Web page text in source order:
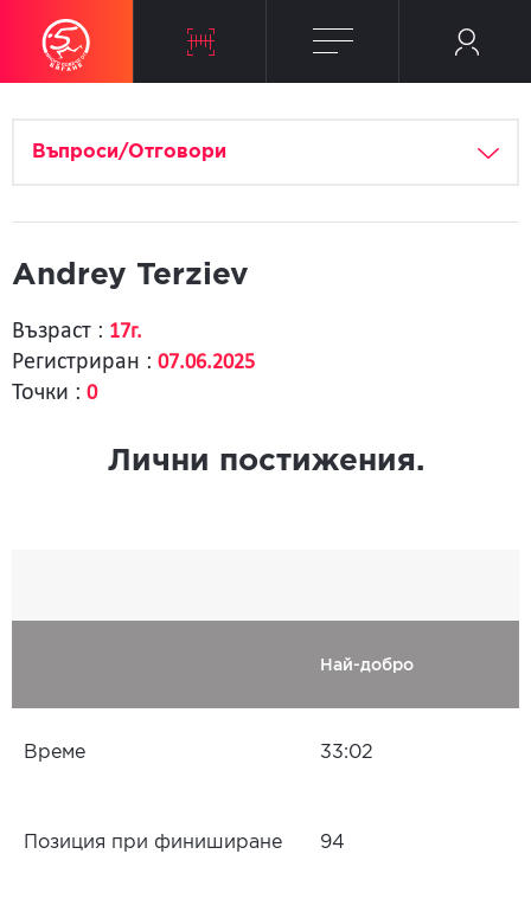
Въпроси/Отговори
Andrey Terziev
Възраст : 17г.
Регистриран : 07.06.2025
Точки : 0
Лични постижения.
Най-добро
Време 33:02
Позиция при финиширане 94